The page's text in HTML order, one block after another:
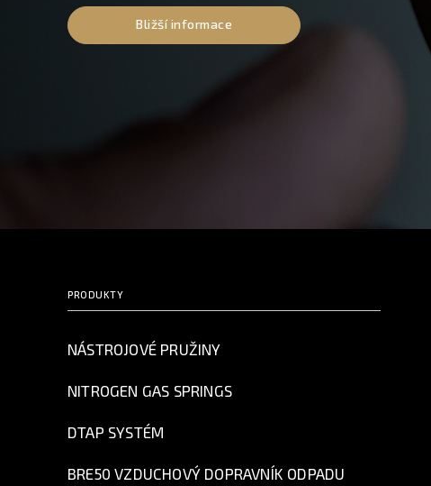
Bližší informace
PRODUKTY
NÁSTROJOVÉ PRUŽINY
NITROGEN GAS SPRINGS
DTAP SYSTÉM
BRE50 VZDUCHOVÝ DOPRAVNÍK ODPADU